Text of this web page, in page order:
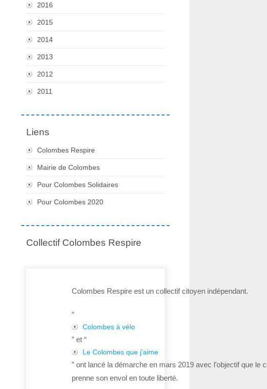
2016
2015
2014
2013
2012
2011
Liens
Colombes Respire
Mairie de Colombes
Pour Colombes Solidaires
Pour Colombes 2020
Collectif Colombes Respire
Colombes Respire est un collectif citoyen indépendant.
“
Colombes à vélo
” et “
Le Colombes que j’aime
” ont lancé la démarche en mars 2019 avec l’objectif que le
prenne son envol en toute liberté.